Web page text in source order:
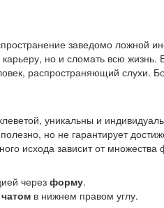
заведомо ложной
но и сломать всю жизнь.
распространяющий слухи.
уникальны и
но не гарантирует
исхода зависит от множества
через форму.
в нижнем правом углу.